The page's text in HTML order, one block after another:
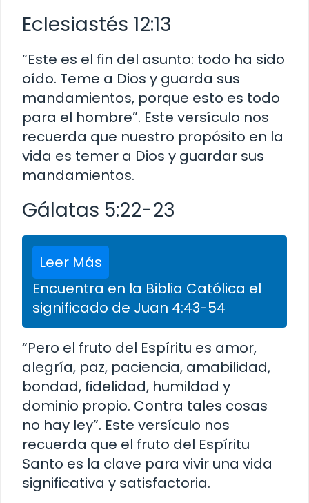
Eclesiastés 12:13
“Este es el fin del asunto: todo ha sido
oído. Teme a Dios y guarda sus
mandamientos, porque esto es todo
para el hombre”. Este versículo nos
recuerda que nuestro propósito en la
vida es temer a Dios y guardar sus
mandamientos.
Gálatas 5:22-23
Leer Más
Encuentra en la Biblia Católica el
significado de Juan 4:43-54
“Pero el fruto del Espíritu es amor,
alegría, paz, paciencia, amabilidad,
bondad, fidelidad, humildad y
dominio propio. Contra tales cosas
no hay ley”. Este versículo nos
recuerda que el fruto del Espíritu
Santo es la clave para vivir una vida
significativa y satisfactoria.